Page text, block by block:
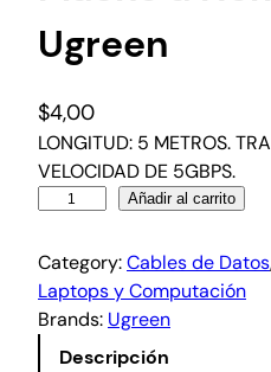
Ugreen
$4,00
LONGITUD: 5 METROS.
VELOCIDAD DE 5GBPS.
Añadir al carrito
Category:Cables de Datos
Laptops y Computación
Brands: Ugreen
Descripción